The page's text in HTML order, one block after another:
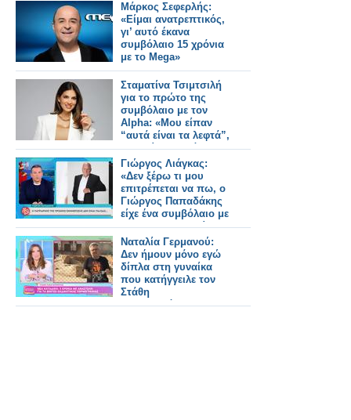
Μάρκος Σεφερλής:
«Είμαι ανατρεπτικός,
γι’ αυτό έκανα
συμβόλαιο 15 χρόνια
με το Mega»
Σταματίνα Τσιμτσιλή
για το πρώτο της
συμβόλαιο με τον
Alpha: «Μου είπαν
“αυτά είναι τα λεφτά”,
τους είπα “εντάξει”,
δεν
διαπραγματεύτηκα»
Γιώργος Λιάγκας:
«Δεν ξέρω τι μου
επιτρέπεται να πω, ο
Γιώργος Παπαδάκης
είχε ένα συμβόλαιο με
τον ΑΝΤ1 - Γνωρίζω
ότι το συμβόλαιο θα
συνέχιζε, θα
ανανεωνόταν»
Ναταλία Γερμανού:
Δεν ήμουν μόνο εγώ
δίπλα στη γυναίκα
που κατήγγειλε τον
Στάθη
Παναγιωτόπουλου,